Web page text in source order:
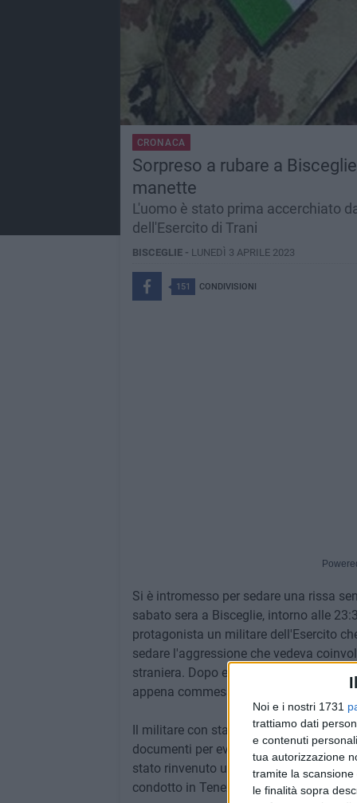
Noi e i nostri 1731
trattiamo dati
e contenuti
tua autorizzazione
tramite la
le finalità sopra
CRONACA
Sorpreso a rubare a
manette
L'uomo è stato prima accerchiato
dell'Esercito di Trani
BISCEGLIE - LUNEDÌ 3 APRILE 2023
151 CONDIVISIONI
Si è intromesso per sedare una rissa
sabato sera a Bisceglie, intorno alle
protagonista un militare dell'Esercito
sedare l'aggressione che vedeva
straniera. Dopo essersi qualificato, il
appena commesso un furto in
Il militare con stanza a Trani ha subito
documenti per evitare che fuggisse.
stato rinvenuto un telefono cellulare,
condotto in Teneza.